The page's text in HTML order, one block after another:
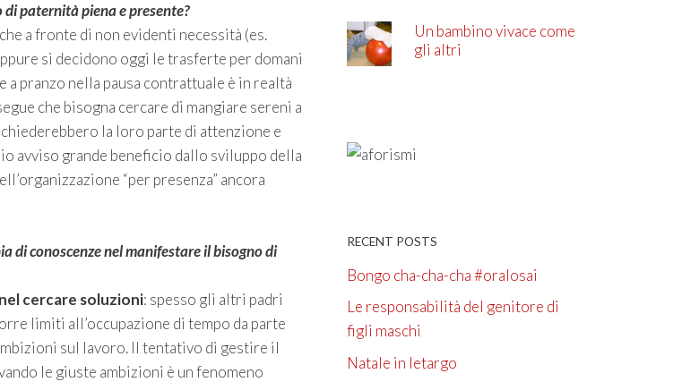
paternità piena e presente?
a fronte di non evidenti necessità (es.
si decidono oggi le trasferte per domani
pranzo nella pausa contrattuale è in realtà
che bisogna cercare di mangiare sereni a
la loro parte di attenzione e
avviso grande beneficio dallo sviluppo della
“per presenza” ancora
di conoscenze nel manifestare il bisogno di
cercare soluzioni: spesso gli altri padri
limiti all’occupazione di tempo da parte
sul lavoro. Il tentativo di gestire il
le giuste ambizioni è un fenomeno
Un bambino vivace come
gli altri
RECENT POSTS
Bongo cha-cha-cha #oralosai
Le responsabilità del genitore di
figli maschi
Natale in letargo